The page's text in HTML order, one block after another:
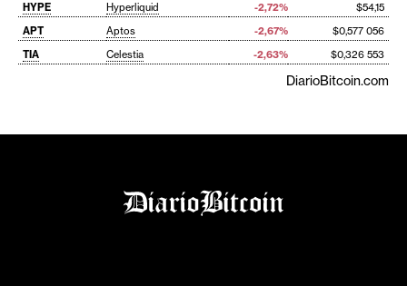
HYPE
Hyperliquid -2,72%
$54,15
APT
Aptos -2,67%
$0,577 056
TIA
Celestia -2,63% $0,326 553
DiarioBitcoin.com